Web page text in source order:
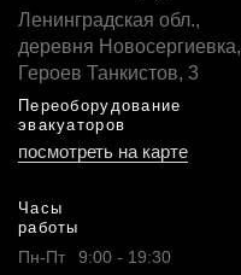
Ленинградская обл.,
деревня Новосергиевка,
Героев Танкистов, 3
Переоборудование
эвакуаторов
посмотреть на карте
Часы
работы
Пн-Пт
9:00 - 19:30